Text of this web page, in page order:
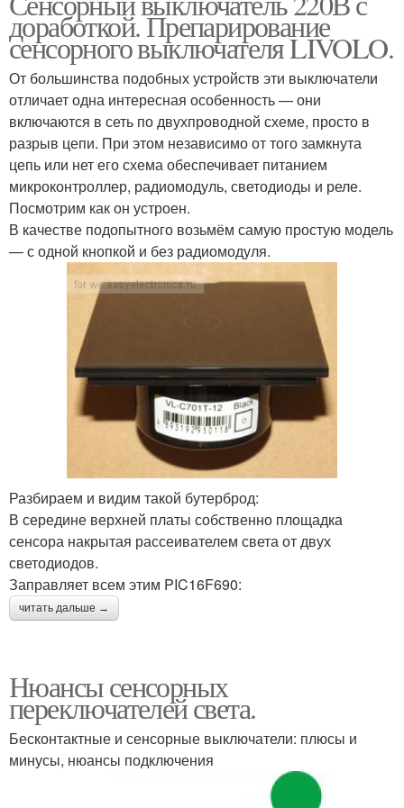
доработкой. Препарирование
сенсорного выключателя LIVOLO.
От большинства подобных устройств эти выключатели
отличает одна интересная особенность — они
включаются в сеть по двухпроводной схеме, просто в
разрыв цепи. При этом независимо от того замкнута
цепь или нет его схема обеспечивает питанием
микроконтроллер, радиомодуль, светодиоды и реле.
Посмотрим как он устроен.
В качестве подопытного возьмём самую простую модель
— с одной кнопкой и без радиомодуля.
Разбираем и видим такой бутерброд:
В середине верхней платы собственно площадка
сенсора накрытая рассеивателем света от двух
светодиодов.
Заправляет всем этим PIC16F690:
читать дальше →
Нюансы сенсорных
переключателей света.
Бесконтактные и сенсорные выключатели: плюсы и
минусы, нюансы подключения